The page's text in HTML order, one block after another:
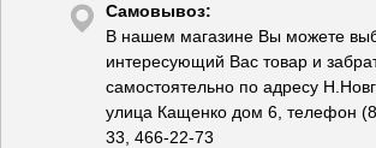
Самовывоз:
В нашем магазине Вы можете
интересующий Вас товар и
самостоятельно по адресу
улица Кащенко дом 6, телефон
33, 466-22-73